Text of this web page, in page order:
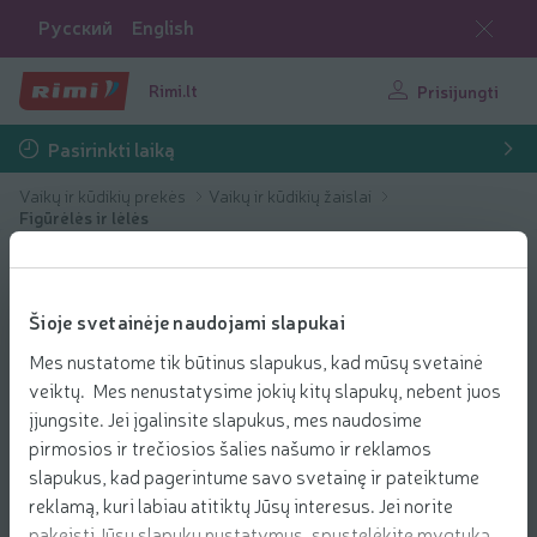
Šioje svetainėje naudojami slapukai
Mes nustatome tik būtinus slapukus, kad mūsų svetainė
veiktų. Mes nenustatysime jokių kitų slapukų, nebent juos
įjungsite. Jei įgalinsite slapukus, mes naudosime
pirmosios ir trečiosios šalies našumo ir reklamos
slapukus, kad pagerintume savo svetainę ir pateiktume
reklamą, kuri labiau atitiktų Jūsų interesus. Jei norite
Русский English
Rimi.lt Prisijungti
Pasirinkti laiką
Vaikų ir kūdikių prekės
Vaikų ir kūdikių žaislai
Figūrėlės ir lėlės